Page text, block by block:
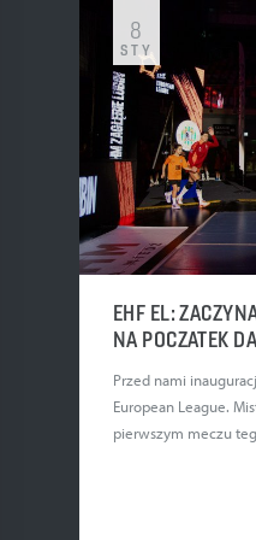
EHF EL:
NA POCZATEK
Przed nami
European League.
pierwszym meczu
8
STY